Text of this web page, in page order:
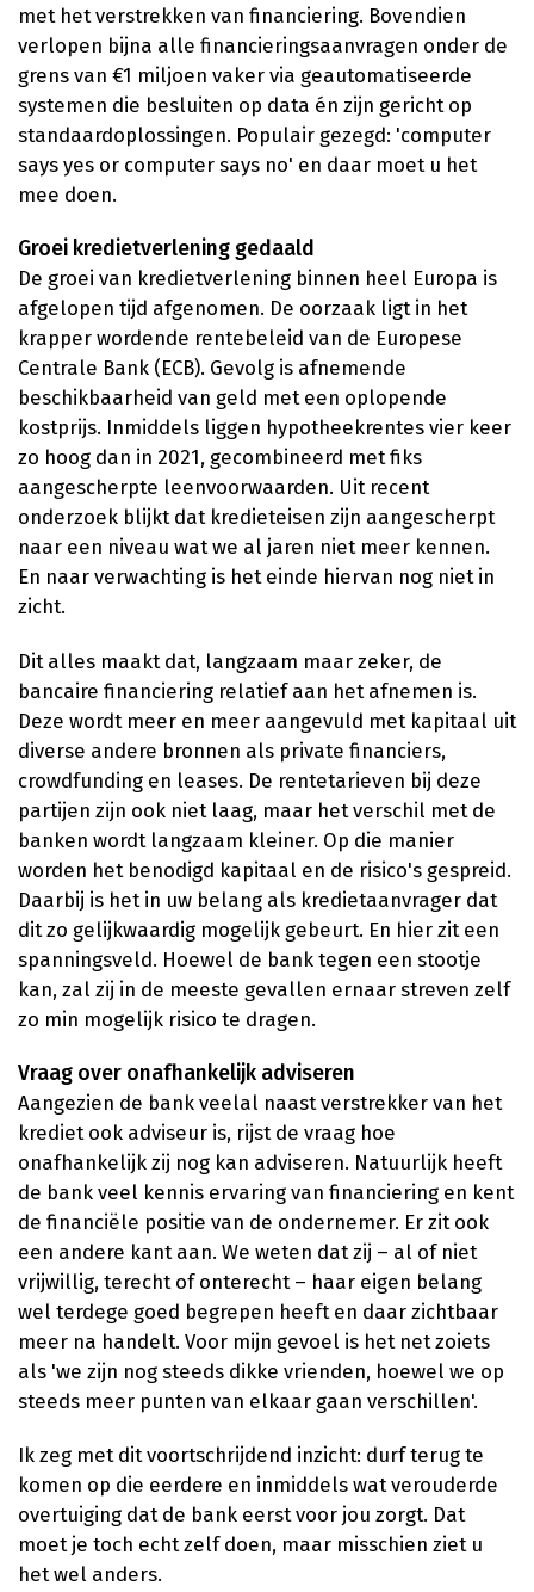
met het verstrekken van financiering. Bovendien
verlopen bijna alle financieringsaanvragen onder de
grens van €1 miljoen vaker via geautomatiseerde
systemen die besluiten op data én zijn gericht op
standaardoplossingen. Populair gezegd: 'computer
says yes or computer says no' en daar moet u het
mee doen.
Groei kredietverlening gedaald
De groei van kredietverlening binnen heel Europa is
afgelopen tijd afgenomen. De oorzaak ligt in het
krapper wordende rentebeleid van de Europese
Centrale Bank (ECB). Gevolg is afnemende
beschikbaarheid van geld met een oplopende
kostprijs. Inmiddels liggen hypotheekrentes vier keer
zo hoog dan in 2021, gecombineerd met fiks
aangescherpte leenvoorwaarden. Uit recent
onderzoek blijkt dat kredieteisen zijn aangescherpt
naar een niveau wat we al jaren niet meer kennen.
En naar verwachting is het einde hiervan nog niet in
zicht.
Dit alles maakt dat, langzaam maar zeker, de
bancaire financiering relatief aan het afnemen is.
Deze wordt meer en meer aangevuld met kapitaal uit
diverse andere bronnen als private financiers,
crowdfunding en leases. De rentetarieven bij deze
partijen zijn ook niet laag, maar het verschil met de
banken wordt langzaam kleiner. Op die manier
worden het benodigd kapitaal en de risico's gespreid.
Daarbij is het in uw belang als kredietaanvrager dat
dit zo gelijkwaardig mogelijk gebeurt. En hier zit een
spanningsveld. Hoewel de bank tegen een stootje
kan, zal zij in de meeste gevallen ernaar streven zelf
zo min mogelijk risico te dragen.
Vraag over onafhankelijk adviseren
Aangezien de bank veelal naast verstrekker van het
krediet ook adviseur is, rijst de vraag hoe
onafhankelijk zij nog kan adviseren. Natuurlijk heeft
de bank veel kennis ervaring van financiering en kent
de financiële positie van de ondernemer. Er zit ook
een andere kant aan. We weten dat zij – al of niet
vrijwillig, terecht of onterecht – haar eigen belang
wel terdege goed begrepen heeft en daar zichtbaar
meer na handelt. Voor mijn gevoel is het net zoiets
als 'we zijn nog steeds dikke vrienden, hoewel we op
steeds meer punten van elkaar gaan verschillen'.
Ik zeg met dit voortschrijdend inzicht: durf terug te
komen op die eerdere en inmiddels wat verouderde
overtuiging dat de bank eerst voor jou zorgt. Dat
moet je toch echt zelf doen, maar misschien ziet u
het wel anders.